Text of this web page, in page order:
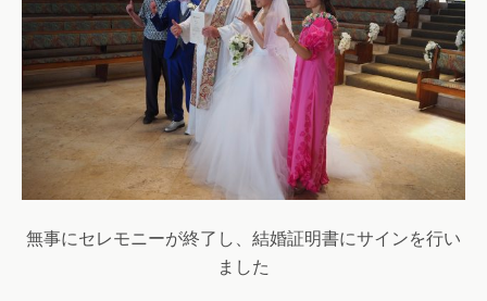
無事にセレモニーが終了し、結婚証明書にサインを行い
ました